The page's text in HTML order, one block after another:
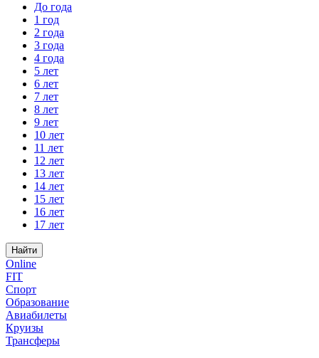
До года
1 год
2 года
3 года
4 года
5 лет
6 лет
7 лет
8 лет
9 лет
10 лет
11 лет
12 лет
13 лет
14 лет
15 лет
16 лет
17 лет
Найти
Online
FIT
Спорт
Образование
Авиабилеты
Круизы
Трансферы